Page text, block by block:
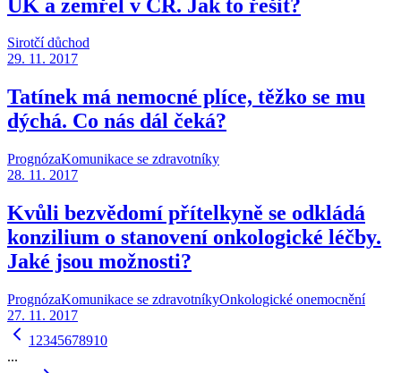
UK a zemřel v ČR. Jak to řešit?
Sirotčí důchod
29. 11. 2017
Tatínek má nemocné plíce, těžko se mu
dýchá. Co nás dál čeká?
PrognózaKomunikace se zdravotníky
28. 11. 2017
Kvůli bezvědomí přítelkyně se odkládá
konzilium o stanovení onkologické léčby.
Jaké jsou možnosti?
PrognózaKomunikace se zdravotníkyOnkologické onemocnění
27. 11. 2017
1 2345678910
...